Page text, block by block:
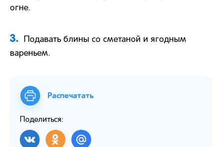
огне.
3.
Подавать блины со сметаной и ягодным
вареньем.
Распечатать
Поделиться: